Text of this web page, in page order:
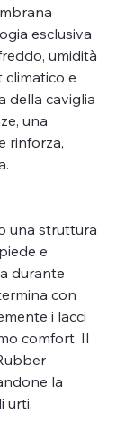
esclusiva
umidità
e
della caviglia
una
rinforza,
una struttura
e
durante
con
i lacci
comfort. Il
la
urti.